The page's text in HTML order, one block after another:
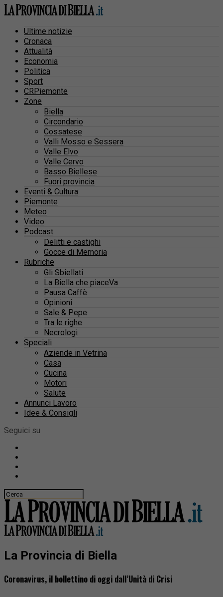
Ultime notizie
Cronaca
Attualità
Economia
Politica
Sport
CRPiemonte
Zone
Biella
Circondario
Cossatese
Valli Mosso e Sessera
Valle Elvo
Valle Cervo
Basso Biellese
Fuori provincia
Eventi & Cultura
Piemonte
Meteo
Video
Podcast
Delitti e castighi
Gocce di Memoria
Rubriche
Gli Sbiellati
La Biella che piaceVa
Pausa Caffè
Opinioni
Sale & Pepe
Tra le righe
Necrologi
Speciali
Aziende in Vetrina
Casa
Cucina
Motori
Salute
Annunci Lavoro
Idee & Consigli
Seguici su
La Provincia di Biella
Coronavirus, il bollettino di oggi dall’Unità di Crisi